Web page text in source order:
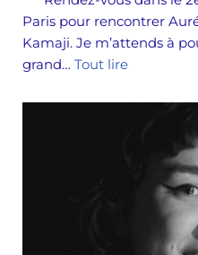
Paris pour rencontrer
Kamaji. Je m’attends à
grand… Tout lire